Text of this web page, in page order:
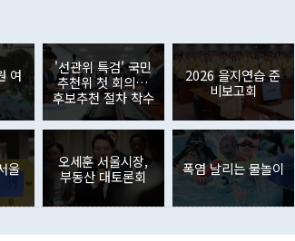
크에서 열리는 '동방경제포럼(EEF)'을 언급하
검토하고 있다"고 발언한 데 대해서도 조 장관
라며 "아직 거기까지 진도가 나가지 않았다"고
한 대북 구상과 설명은 정부 내 조율을 거치지
다. 특히 주적 표현 대체와 국호 사용, 9·19 군
등은 통일부 장관이 결정할 사안이 아니어서 월
다. 이 대통령은 정 장관의 업무보고를 듣고 난
다고 승인난 건 아니다"라고 재차 확인했다. 정
발언 내용은 대부분 국가안전보장회의(NSC)
정 장관의 개인적 생각에 가깝다"며 "안보 관
정책이 아닌 사안을 추진하겠다고 업무보고를
군통수권자가 나서야 한다'고 주장한 것은 심각
달러)을 넘어선 것이다. 직접투자에서는 내국
만달러, 외국인의 국내투자가 46억3000만달러
서는 외국인의 국내 주식 매도세가 이어졌다. 외
익실현 매도 등의 영향으로 316억1000만달러
만달러)에 이어 역대 최대 순매도 기록을 다시
권투자는 세계국채지수(WGBI) 자금 유입에도
증가 폭이 줄어든 52억9000만달러를 기록했
는 주식을 중심으로 35억6000만달러 증가했
여
'선관위 특검' 국민
추천위 첫 회의…
후보추천 절차 착수
2026 을지연습 준
비보고회
울
오세훈 서울시장,
부동산 대토론회
폭염 날리는 물놀이